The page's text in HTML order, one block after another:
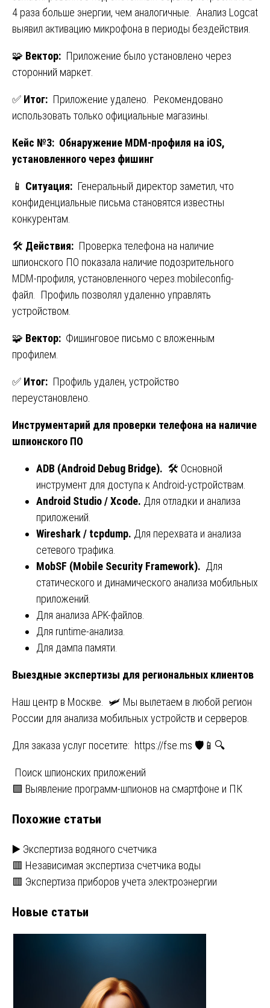
4 раза больше энергии, чем аналогичные. Анализ Logcat
выявил активацию микрофона в периоды бездействия.
🧩 Вектор: Приложение было установлено через
сторонний маркет.
✅ Итог: Приложение удалено. Рекомендовано
использовать только официальные магазины.
Кейс №3: Обнаружение MDM-профиля на iOS,
установленного через фишинг
📱 Ситуация: Генеральный директор заметил, что
конфиденциальные письма становятся известны
конкурентам.
🛠️ Действия: Проверка телефона на наличие
шпионского ПО показала наличие подозрительного
MDM-профиля, установленного через.mobileconfig-
файл. Профиль позволял удаленно управлять
устройством.
🧩 Вектор: Фишинговое письмо с вложенным
профилем.
✅ Итог: Профиль удален, устройство
переустановлено.
Инструментарий для проверки телефона на наличие
шпионского ПО
ADB (Android Debug Bridge). 🛠️ Основной
инструмент для доступа к Android-устройствам.
Android Studio / Xcode. Для отладки и анализа
приложений.
Wireshark / tcpdump. Для перехвата и анализа
сетевого трафика.
MobSF (Mobile Security Framework). Для
статического и динамического анализа мобильных
приложений.
Для анализа APK-файлов.
Для runtime-анализа.
Для дампа памяти.
Выездные экспертизы для региональных клиентов
Наш центр в Москве. 🛩️ Мы вылетаем в любой регион
России для анализа мобильных устройств и серверов.
Для заказа услуг посетите: https://fse.ms 🛡️📱🔍
Навигация
записям
Поиск шпионских приложений
🟩 Выявление программ-шпионов на смартфоне и ПК
Похожие статьи
▶️ Экспертиза водяного счетчика
🟥 Независимая экспертиза счетчика воды
🟥 Экспертиза приборов учета электроэнергии
Новые статьи